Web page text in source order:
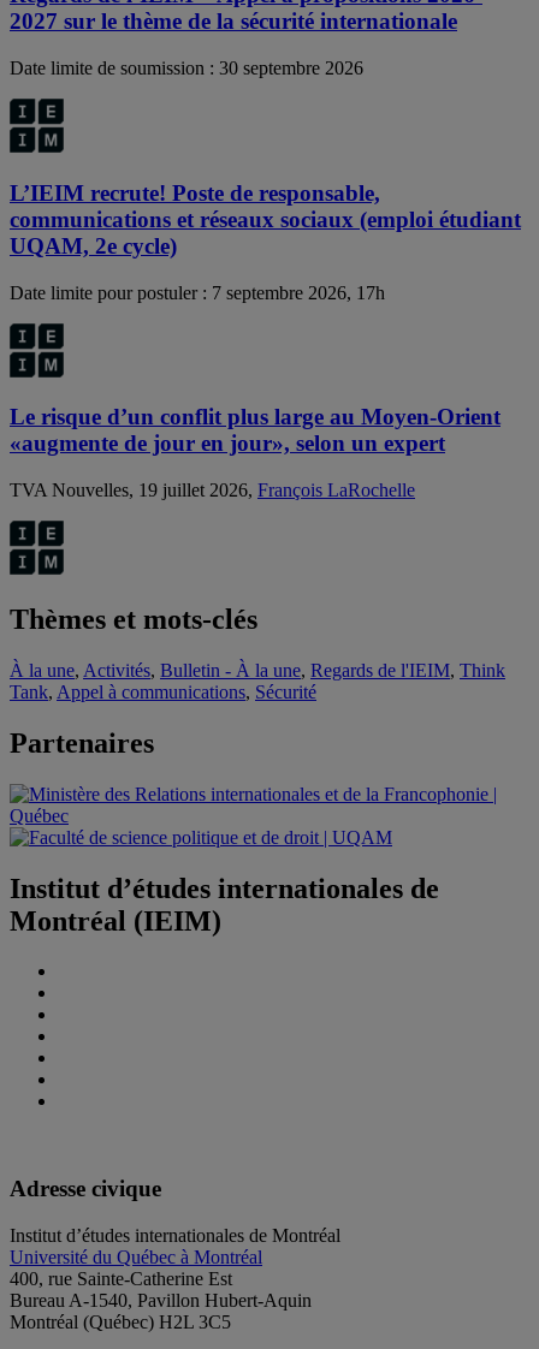
2027 sur le thème de la sécurité internationale
Date limite de soumission : 30 septembre 2026
L’IEIM recrute! Poste de responsable,
communications et réseaux sociaux (emploi étudiant
UQAM, 2e cycle)
Date limite pour postuler : 7 septembre 2026, 17h
Le risque d’un conflit plus large au Moyen-Orient
«augmente de jour en jour», selon un expert
TVA Nouvelles, 19 juillet 2026, François LaRochelle
Thèmes et mots-clés
À la une, Activités, Bulletin - À la une, Regards de l'IEIM, Think
Tank, Appel à communications, Sécurité
Partenaires
Institut d’études internationales de
Montréal (IEIM)
Adresse civique
Institut d’études internationales de Montréal
Université du Québec à Montréal
400, rue Sainte-Catherine Est
Bureau A-1540, Pavillon Hubert-Aquin
Montréal (Québec) H2L 3C5